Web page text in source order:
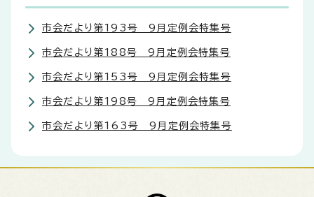
市会だより第193号 9月定例会特集号
市会だより第188号 9月定例会特集号
市会だより第153号 9月定例会特集号
市会だより第198号 9月定例会特集号
市会だより第163号 9月定例会特集号